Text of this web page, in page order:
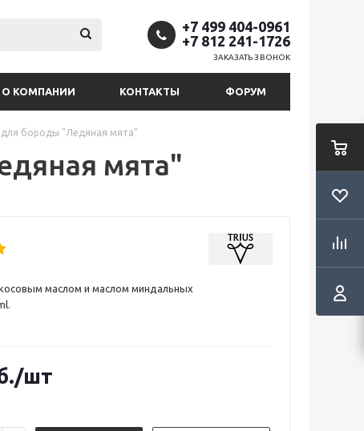
+7 499 404-0961
+7 812 241-1726
ЗАКАЗАТЬ ЗВОНОК
О КОМПАНИИ КОНТАКТЫ ФОРУМ
для бороды "Ледяная мята"
мята"
маслом и маслом миндальных
/шт